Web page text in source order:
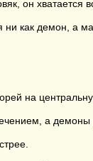
он хватается
как демон, а
на
а